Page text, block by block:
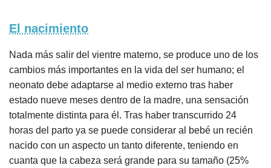
El nacimiento
Nada más salir del vientre materno, se produce uno de los
cambios más importantes en la vida del ser humano; el
neonato debe adaptarse al medio externo tras haber
estado nueve meses dentro de la madre, una sensación
totalmente distinta para él. Tras haber transcurrido 24
horas del parto ya se puede considerar al bebé un recién
nacido con un aspecto un tanto diferente, teniendo en
cuanta que la cabeza será grande para su tamaño (25%